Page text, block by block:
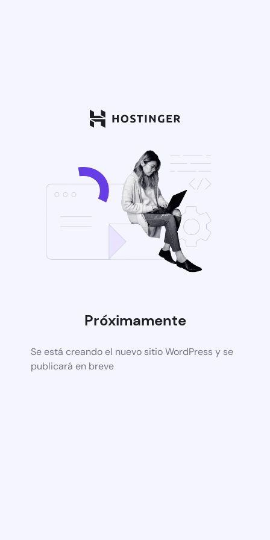
Próximamente
Se está creando el nuevo sitio WordPress y se
publicará en breve